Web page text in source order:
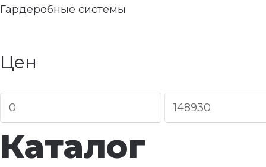
Гардеробные системы
Цен
Каталог